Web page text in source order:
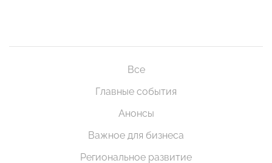
Все
Главные события
Анонсы
Важное для бизнеса
Региональное развитие